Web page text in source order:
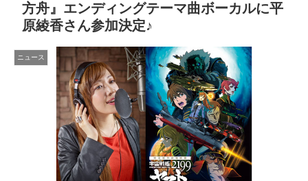
方舟』エンディングテーマ曲ボーカルに平
原綾香さん参加決定♪
ニュース